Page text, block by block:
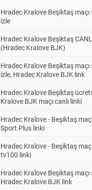
Hradec Kralove Beşiktaş maçı
izle
Hradec Kralove Beşiktaş
(Hradec Kralove BJK)
Hradec Kralove Beşiktaş
izle, Hradec Kralove BJK link
Hradec Kralove Beşiktaş
Kralove BJK maçı canlı linki
Hradec Kralove - Beşiktaş
Sport Plus linki
Hradec Kralove - Beşiktaş
tv100 linki
Hradec Kralove Beşiktaş
Hradec Kralove BJK link